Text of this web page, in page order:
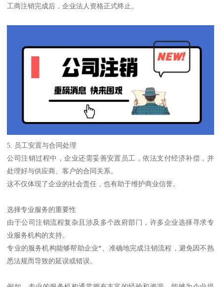
工商注销完成后，企业法人资格正式终止。
5. 员工安置与合同处理
公司注销过程中，企业还需妥善安置员工，依法支付经济补偿，并
处理好与供应商、客户的合同关系。
这不仅体现了企业的社会责任，也有助于维护商业信誉。
选择专业服务的重要性
由于公司注销流程复杂且涉及多个政府部门，许多企业选择寻求专
业服务机构的支持。
专业的服务机构能够帮助企业*、准确地完成注销流程，避免因不熟
悉法规而导致的延误或错误。